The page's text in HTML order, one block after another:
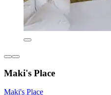
Maki's Place
Maki's Place